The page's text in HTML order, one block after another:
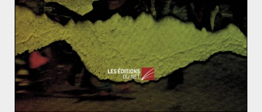
ACTUALITÉS AMÉRIQUE ÉTATS-UNIS
Nicolas MOULIN 23 octobre 2010
0 Comments
Allemagne
Chine Etats-Unis,Europe,FMI,France , géopolitique,
Royaume-Uni
Réunion des ministres des Finances du G20